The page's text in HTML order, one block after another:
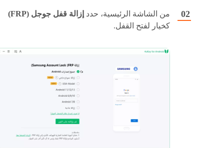
من الشاشة الرئيسية، حدد إزالة قفل جوجل (FRP)
كخيار لفتح القفل.